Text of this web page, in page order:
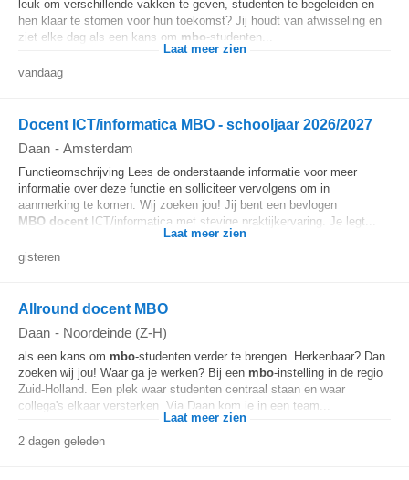
leuk om verschillende vakken te geven, studenten te begeleiden en
hen klaar te stomen voor hun toekomst? Jij houdt van afwisseling en
ziet elke dag als een kans om mbo-studenten...
Laat meer zien
vandaag
Docent ICT/informatica MBO - schooljaar 2026/2027
Daan - Amsterdam
Functieomschrijving Lees de onderstaande informatie voor meer
informatie over deze functie en solliciteer vervolgens om in
aanmerking te komen. Wij zoeken jou! Jij bent een bevlogen
MBO docent ICT/informatica met stevige praktijkervaring. Je legt...
Laat meer zien
gisteren
Allround docent MBO
Daan - Noordeinde (Z-H)
als een kans om mbo-studenten verder te brengen. Herkenbaar? Dan
zoeken wij jou! Waar ga je werken? Bij een mbo-instelling in de regio
Zuid-Holland. Een plek waar studenten centraal staan en waar
collega's elkaar versterken. Via Daan kom je in een team...
Laat meer zien
2 dagen geleden